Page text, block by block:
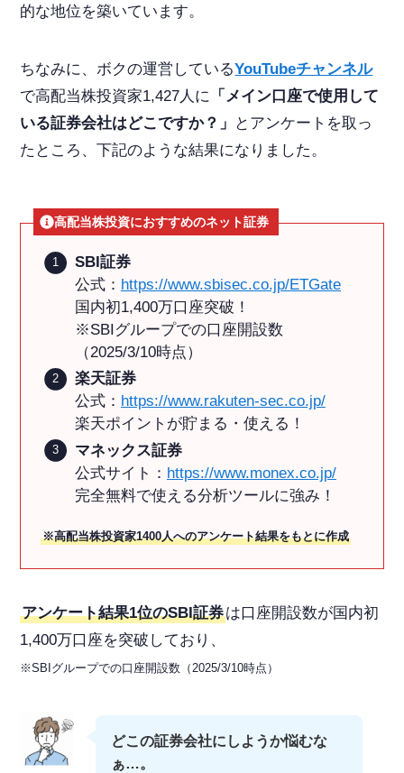
的な地位を築いています。
ちなみに、ボクの運営しているYouTubeチャンネル
で高配当株投資家1,427人に 「メイン口座で使用して
いる証券会社はどこですか？」
とアンケートを取っ
たところ、下記のような結果になりました。
高配当株投資におすすめのネット証券
SBI証券
公式： https://www.sbisec.co.jp/ETGate
国内初1,400万口座突破！
※SBIグループでの口座開設数
（2025/3/10時点）
楽天証券
公式： https://www.rakuten-sec.co.jp/
楽天ポイントが貯まる・使える！
マネックス証券
公式サイト： https://www.monex.co.jp/
完全無料で使える分析ツールに強み！
※高配当株投資家1400人へのアンケート結果をもとに作成
アンケート結果1位のSBI証券は口座開設数が国内初
1,400万口座を突破しており、
※SBIグループでの口座開設数（2025/3/10時点）
どこの証券会社にしようか悩むな
ぁ…。